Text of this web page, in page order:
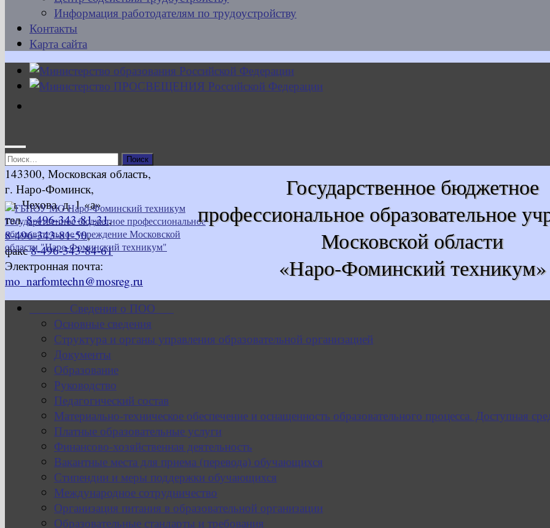
Информация работодателям по трудоустройству
Контакты
Карта сайта
Найти:
Государственное бюджетное
профессиональное образовательное
Московской области
«Наро-Фоминский техникум»
143300, Московская область,
г. Наро-Фоминск,
ул. Чехова, д. 1 «а»
тел.8-496-343-81-31,
8-496-343-81-50,
факс8-496-343-84-61
Электронная почта:
mo_narfomtechn@mosreg.ru
Сведения о ПОО
Основные сведения
Структура и органы управления образовательной организацией
Документы
Образование
Руководство
Педагогический состав
Материально-техническое обеспечение и оснащенность образовательного процесса. Доступная
Платные образовательные услуги
Финансово-хозяйственная деятельность
Вакантные места для приема (перевода) обучающихся
Стипендии и меры поддержки обучающихся
Международное сотрудничество
Организация питания в образовательной организации
Образовательные стандарты и требования